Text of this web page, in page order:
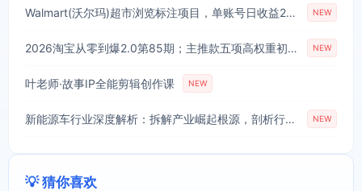
Walmart(沃尔玛)超市浏览标注项目，单账号日收益20+单电脑日收益可达800+带分佣机制【揭秘】 NEW
2026淘宝从零到爆2.0第85期；主推款五项高权重初始设置，改销量评晒秒单快速破零积累基础权重 NEW
叶老师·故事IP全能剪辑创作课 NEW
新能源车行业深度解析：拆解产业崛起根源，剖析行业内卷与海外贸易争端现状 NEW
💡 猜你喜欢